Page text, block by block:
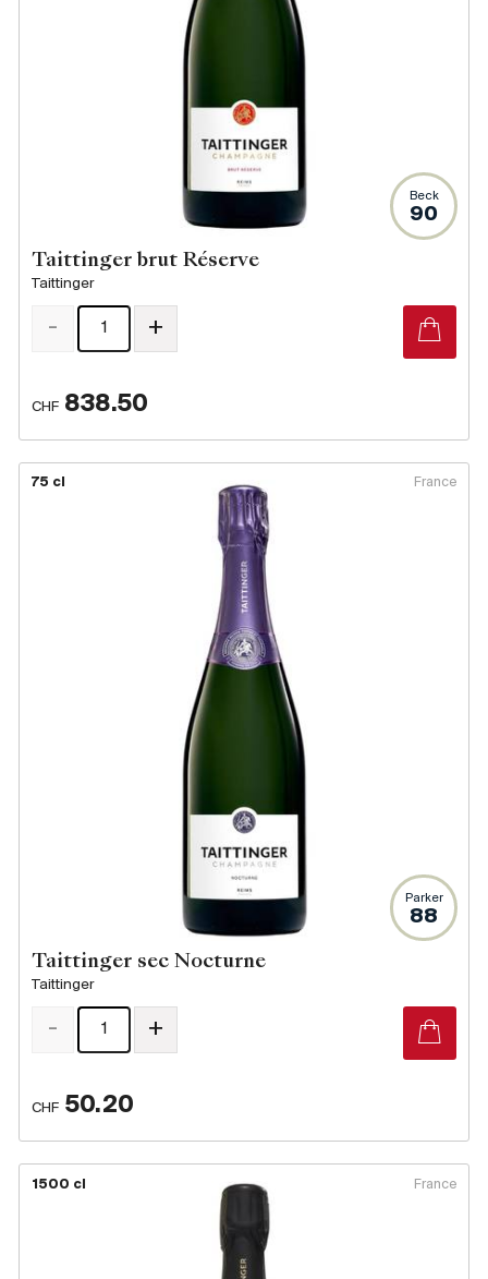
Beck
90
Taittinger brut Réserve
Taittinger
CHF 838.50
- +
75 cl France
Parker
88
Taittinger sec Nocturne
Taittinger
CHF 50.20
- +
1500 cl France